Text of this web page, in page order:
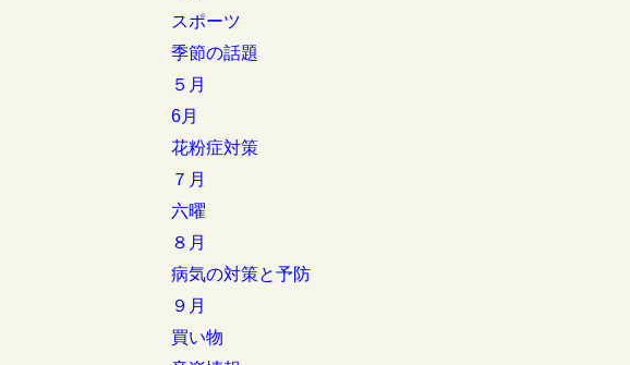
スポーツ
季節の話題
５月
6月
花粉症対策
７月
六曜
８月
病気の対策と予防
９月
買い物